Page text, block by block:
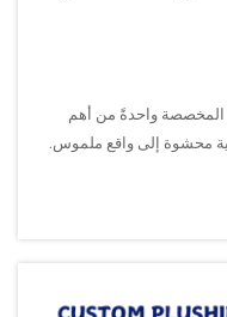
المخصصة واحدةً من أهم
محشوة إلى واقع ملموس.
تجزئة يُعدّ منتجات